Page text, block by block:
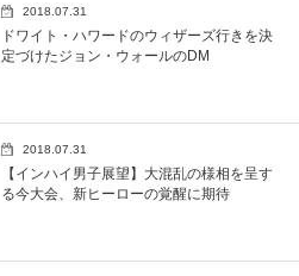
2018.07.31
ドワイト・ハワードのウィザーズ行きを決
定づけたジョン・ウォールのDM
2018.07.31
【インハイ男子展望】大混乱の様相を呈す
る今大会、新ヒーローの覚醒に期待